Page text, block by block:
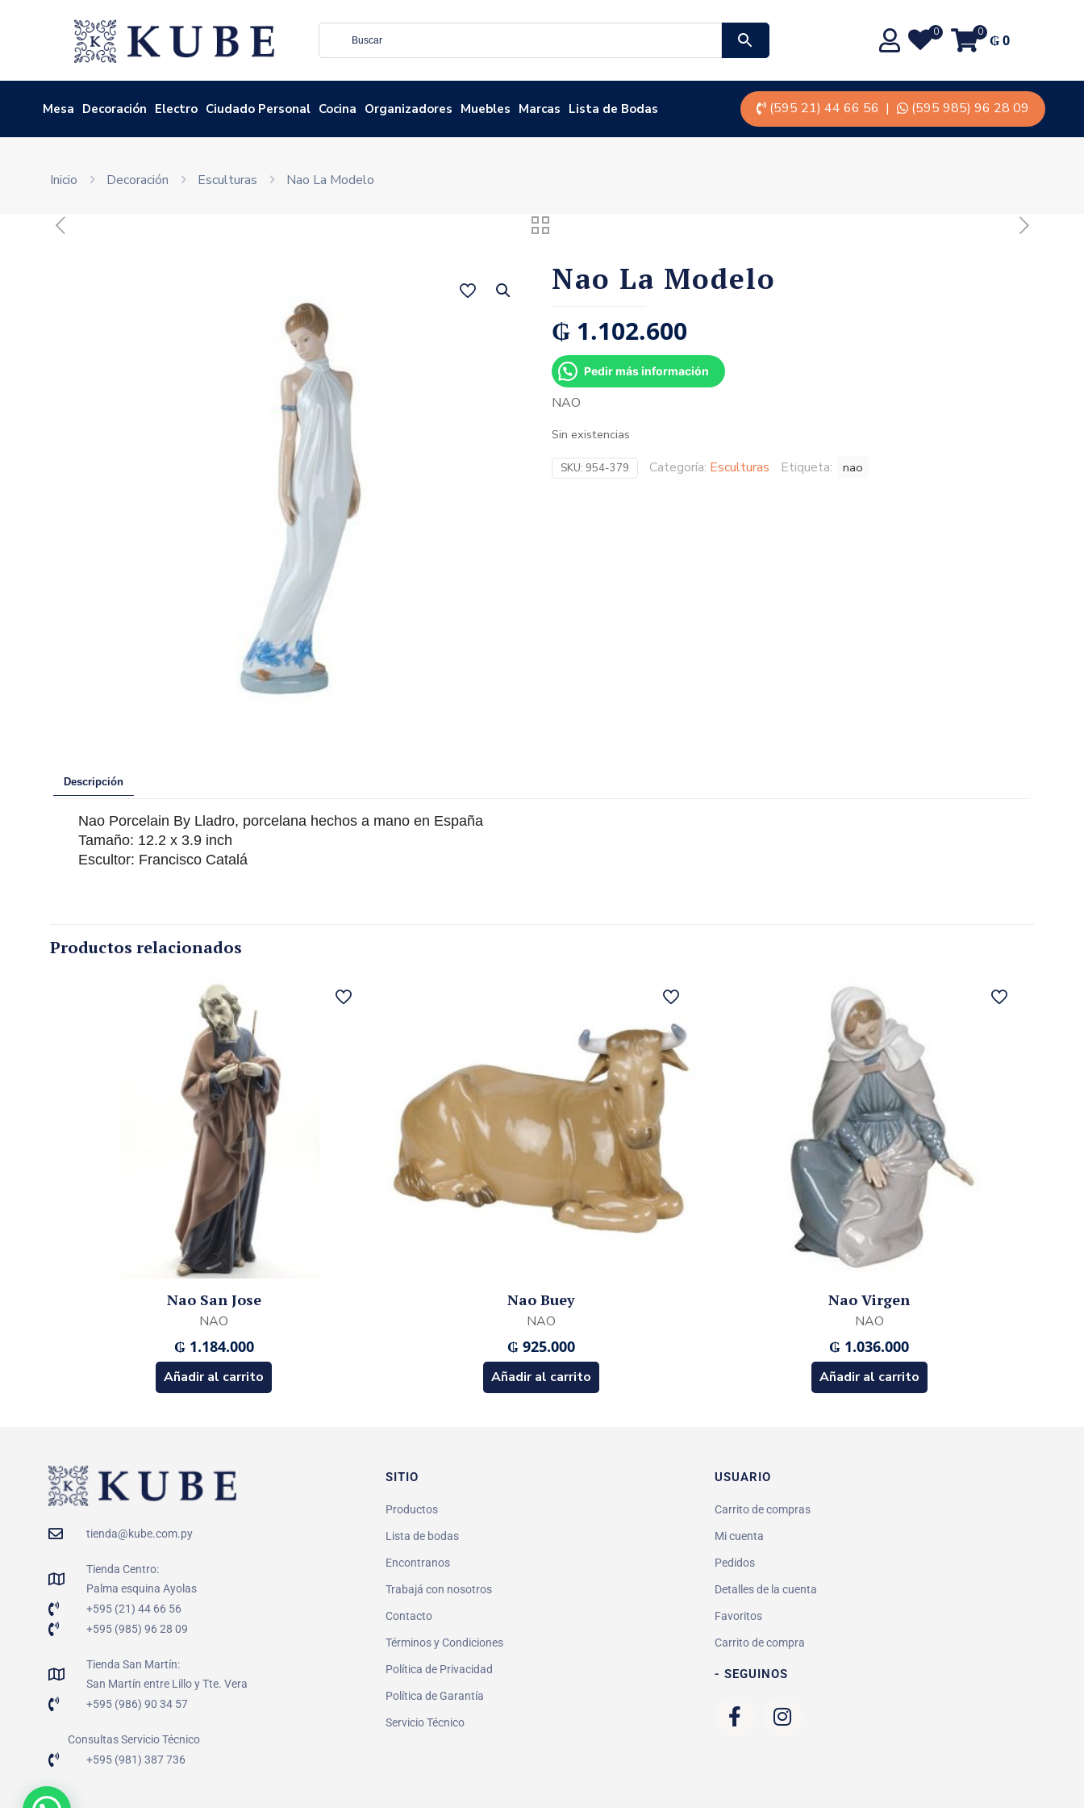
0 0 ₲0
Mesa Decoración Electro Ciudado Personal Cocina Organizadores Muebles Marcas Lista de Bodas (595 21) 44 66 56 | (595 985) 96 28 09
Inicio Decoración Esculturas Nao La Modelo
Nao La Modelo
₲ 1.102.600
Pedir más información
NAO
Sin existencias
SKU: 954-379 Categoría: Esculturas Etiqueta: nao
Descripción
Nao Porcelain By Lladro, porcelana hechos a mano en España
Tamaño: 12.2 x 3.9 inch
Escultor: Francisco Catalá
Productos relacionados
Nao San Jose
NAO
₲1.184.000
Añadir al carrito
Nao Buey
NAO
₲ 925.000
Añadir al carrito
Nao Virgen
NAO
₲ 1.036.000
Añadir al carrito
tienda@kube.com.py
Tienda Centro:
Palma esquina Ayolas
+595 (21) 44 66 56
+595 (985) 96 28 09
Tienda San Martín:
San Martín entre Lillo y Tte. Vera
+595 (986) 90 34 57
Consultas Servicio Técnico
+595 (981) 387 736
SITIO
Productos
Lista de bodas
Encontranos
Trabajá con nosotros
Contacto
Términos y Condiciones
Política de Privacidad
Política de Garantía
Servicio Técnico
USUARIO
Carrito de compras
Mi cuenta
Pedidos
Detalles de la cuenta
Favoritos
Carrito de compra
- SEGUINOS